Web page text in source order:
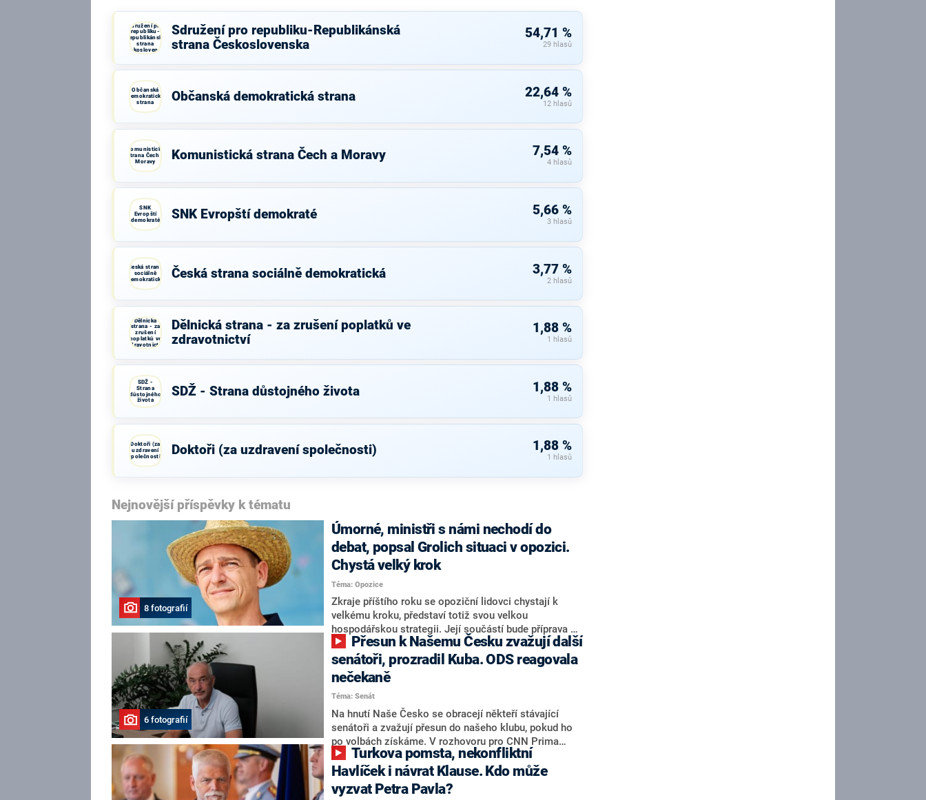
Sdružení pro
republiku-
Republikánská
strana
Československa
Sdružení pro republiku-Republikánská
strana Československa
54,71 %
29 hlasů
Občanská
demokratická
strana
Občanská demokratická strana 22,64 %
12 hlasů
Komunistická
strana Čech a
Moravy
Komunistická strana Čech a Moravy 7,54 %
4 hlasů
SNK
Evropští
demokraté
SNK Evropští demokraté 5,66 %
3 hlasů
Česká strana
sociálně
demokratická
Česká strana sociálně demokratická 3,77 %
2 hlasů
Dělnická
strana - za
zrušení
poplatků ve
zdravotnictví
Dělnická strana - za zrušení poplatků ve
zdravotnictví
1,88 %
1 hlasů
SDŽ -
Strana
důstojného
života
SDŽ - Strana důstojného života 1,88 %
1 hlasů
Doktoři (za
uzdravení
společnosti)
Doktoři (za uzdravení společnosti) 1,88 %
1 hlasů
Nejnovější příspěvky k tématu
8 fotografií
Úmorné, ministři s námi nechodí do
debat, popsal Grolich situaci v opozici.
Chystá velký krok
Téma: Opozice
Zkraje příštího roku se opoziční lidovci chystají k
velkému kroku, představí totiž svou velkou
hospodářskou strategii. Její součástí bude příprava na
stárnutí populace, řekl ve středu na setkání s novináři
nový předseda lidovců Jan Grolich. Ten zároveň v
senátních volbách kandiduje ve Vyškově. Popsal i
aktivitu opozice, o níž vládní strany nebo političtí
komentátoři mluví jako o slabé a v defenzivě. „Je to
úmorná práce upozorňovat na chyby vlády. Ministři s
námi navíc nechodí do debat. Chceme ale ukazovat
svoje témata,“ odpověděl Grolich na dotaz CNN Prima
NEWS.
6 fotografií
senátoři, prozradil Kuba. ODS reagovala
nečekaně
Téma: Senát
Na hnutí Naše Česko se obracejí někteří stávající
senátoři a zvažují přesun do našeho klubu, pokud ho
po volbách získáme. V rozhovoru pro CNN Prima
NEWS to řekl zakladatel hnutí a jihočeský hejtman
Martin Kuba. Konkrétní nebyl, ale získat by takto mohl
například senátora Zdeňka Hrabu, který je dnes
součástí klubu ODS a TOP 09. Hraba to na dotaz
Havlíček i návrat Klause. Kdo může
vyzvat Petra Pavla?